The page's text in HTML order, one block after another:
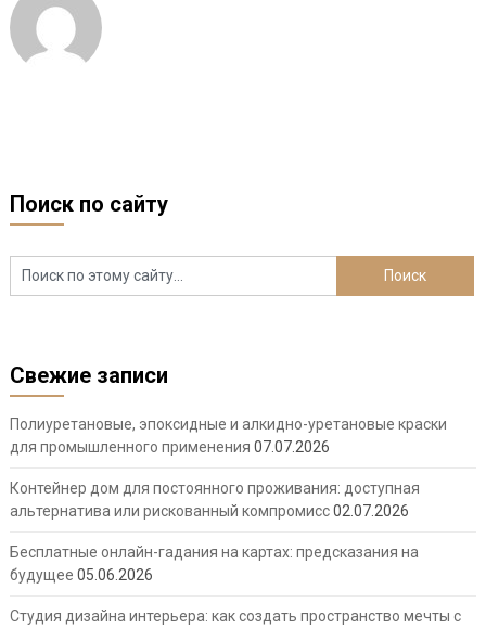
Поиск по сайту
Свежие записи
Полиуретановые, эпоксидные и алкидно-уретановые краски
для промышленного применения 07.07.2026
Контейнер дом для постоянного проживания: доступная
альтернатива или рискованный компромисс02.07.2026
Бесплатные онлайн-гадания на картах: предсказания на
будущее 05.06.2026
Студия дизайна интерьера: как создать пространство мечты с